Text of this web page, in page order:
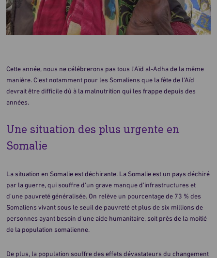
Cette année, nous ne célébrerons pas tous l'Aïd al-Adha de la même
manière. C’est notamment pour les Somaliens que la fête de l'Aïd
devrait être difficile dû à la malnutrition qui les frappe depuis des
années.
Une situation des plus urgente en
Somalie
La situation en Somalie est déchirante. La Somalie est un pays déchiré
par la guerre, qui souffre d'un grave manque d'infrastructures et
d'une pauvreté généralisée. On relève un pourcentage de 73 % des
Somaliens vivant sous le seuil de pauvreté et plus de six millions de
personnes ayant besoin d'une aide humanitaire, soit près de la moitié
de la population somalienne.
De plus, la population souffre des effets dévastateurs du changement